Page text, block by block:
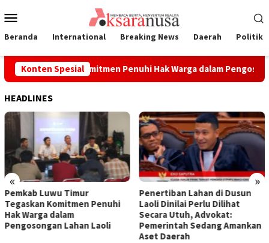
ke
Mobile
Beranda International Breaking News Daerah Politik
Konten Spesial
Tegaskan Komitmen Penuhi Hak Warga dalam
HEADLINES
« »
Pemkab Luwu Timur
Tegaskan Komitmen Penuhi
Hak Warga dalam
Pengosongan Lahan Laoli
Penertiban Lahan di Dusun
Laoli Dinilai Perlu Dilihat
Secara Utuh, Advokat:
Pemerintah Sedang Amankan
Aset Daerah